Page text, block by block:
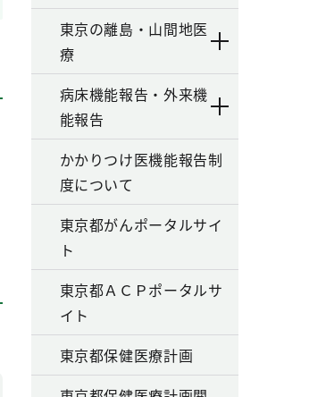
東京の離島・山間地医
療
病床機能報告・外来機
能報告
かかりつけ医機能報告制
度について
東京都がんポータルサイ
ト
東京都ＡＣＰポータルサ
イト
東京都保健医療計画